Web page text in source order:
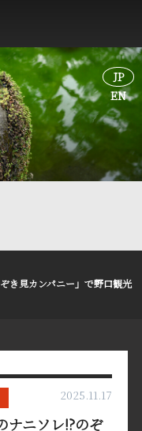
JP
EN
JP
EN
き見カンパニー」で野口観光
2025.11.17
ナニソレ!?のぞ